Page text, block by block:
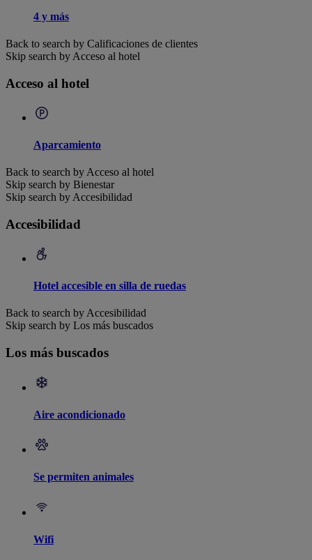
4 y más
Back to search by Calificaciones de clientes
Skip search by Acceso al hotel
Acceso al hotel
Aparcamiento
Back to search by Acceso al hotel
Skip search by Bienestar
Skip search by Accesibilidad
Accesibilidad
Hotel accesible en silla de ruedas
Back to search by Accesibilidad
Skip search by Los más buscados
Los más buscados
Aire acondicionado
Se permiten animales
Wifi